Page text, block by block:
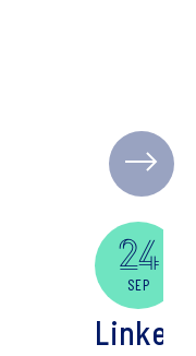
24
SEP